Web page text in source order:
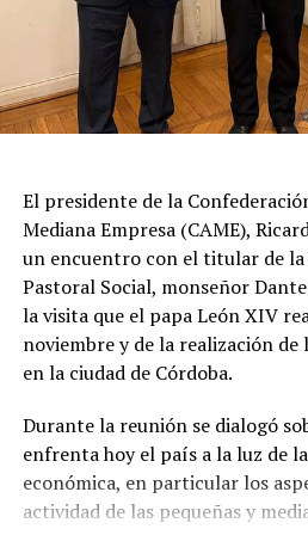
situación derivó en el retiro del
Buenos Aires, Julio Bitelli.
Desde el Palacio del Planalto, el
Vieira calificó los insultos del
encargado de negocios.
Pese a que Milei ratificó sus
"corrupto", desde la Cancillería
preservar la relación
Quirno calificó de "lamentable"
bajar el nivel de su
Quirno afirmó en conferencia
que Argentina decidió no llevar
instancia diplomática mayor. El
existían otros caminos para
El presidente de la
Mediana Empresa (CAME),
un encuentro con el titular de la
Pastoral Social, monseñor
la visita que el papa León XIV
noviembre y de la realización de
en la ciudad de Córdoba.
Durante la reunión se dialogó
enfrenta hoy el país a la luz de
económica, en particular los
actividad de las pequeñas y